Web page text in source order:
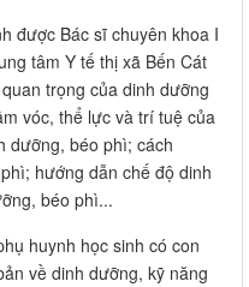
được Bác sĩ chuyên khoa I
tâm Y tế thị xã Bến Cát
trọng của dinh dưỡng
vóc, thể lực và trí tuệ của
dưỡng, béo phì; cách
hướng dẫn chế độ dinh
béo phì...
huynh học sinh có con
về dinh dưỡng, kỹ năng